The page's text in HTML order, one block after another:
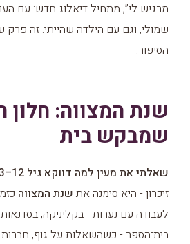
מרגיש לי”, מתחיל דיאלוג חדש: עם
שמולי, וגם עם הילדה שהייתי. זה
הסיפור.
שנת המצווה: חלון
שמבקש בית
שאלתי את מעין למה דווקא גיל 12–13?
זיכרון - היא סימנה את שנת המצווה
לעבודה עם נערות - בקליניקה,
בית־הספר - כשהשאלות על גוף,